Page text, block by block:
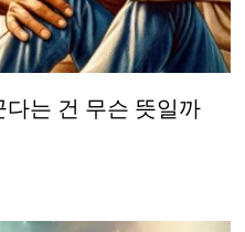
는 건 무슨 뜻일까